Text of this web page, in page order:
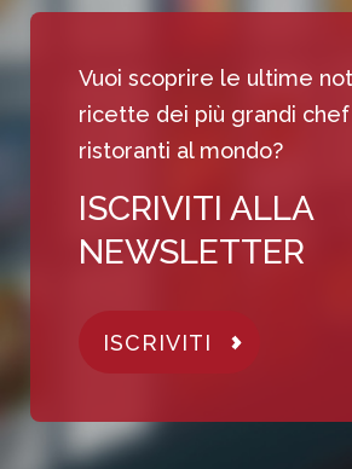
Vuoi scoprire le ultime
ricette dei più grandi
ristoranti al mondo?
ISCRIVITI ALLA
NEWSLETTER
ISCRIVITI